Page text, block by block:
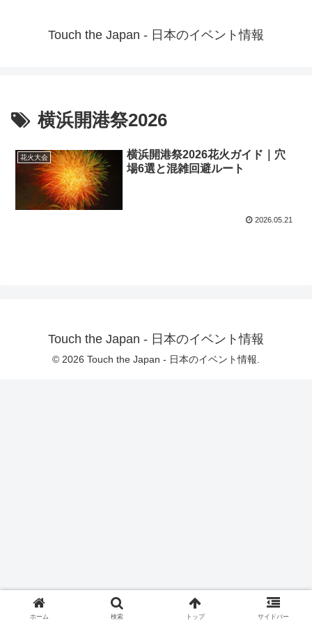
Touch the Japan - 日本のイベント情報
横浜開港祭2026
花火大会
横浜開港祭2026花火ガイド｜穴
場6選と混雑回避ルート
2026.05.21
Touch the Japan - 日本のイベント情報
© 2026 Touch the Japan - 日本のイベント情報.
ホーム 検索 トップ サイドバー